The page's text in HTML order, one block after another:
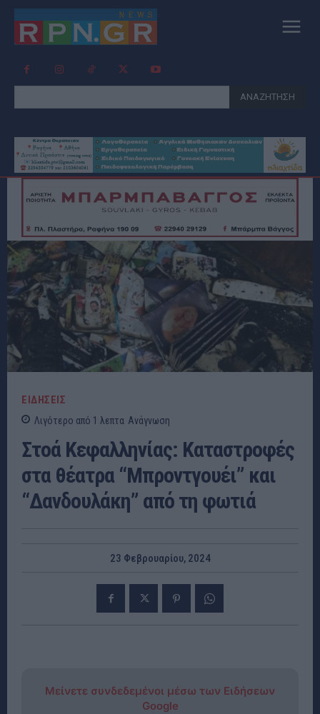
ΑΝΑΖΗΤΗΣΗ
ΕΙΔΗΣΕΙΣ
Λιγότερο από 1 λεπτα Ανάγνωση
Στοά Κεφαλληνίας: Καταστροφές
στα θέατρα “Μπροντγουέι” και
“Δανδουλάκη” από τη φωτιά
23 Φεβρουαρίου, 2024
Μείνετε συνδεδεμένοι μέσω των Ειδήσεων
Google